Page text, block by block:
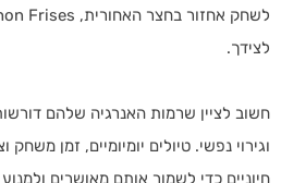
לצידך.
חשוב לציין שרמות האנרגיה שלהם
וגירוי נפשי. טיולים יומיומיים, זמן משחק
חיוניים כדי לשמור אותם מאושרים